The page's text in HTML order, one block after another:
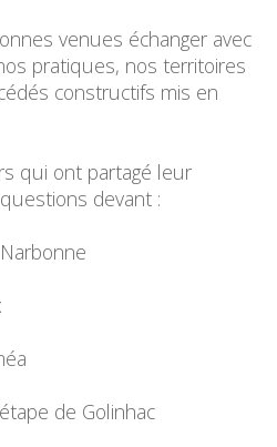
venues échanger avec
pratiques, nos territoires
constructifs mis en
qui ont partagé leur
devant :
de Golinhac